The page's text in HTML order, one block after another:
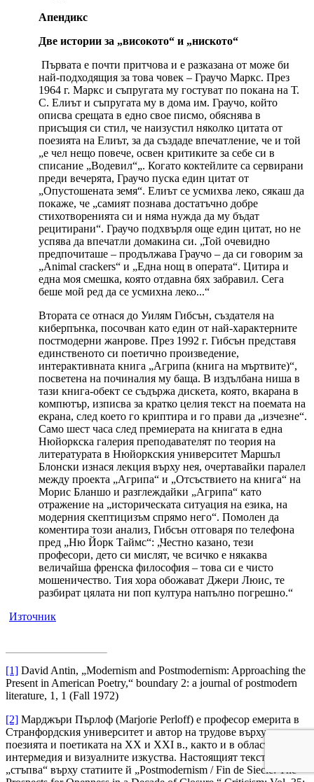
Апендикс
Две истории за „високото“ и „ниското“
Първата е почти притчова и е разказана от може би
най-подходящия за това човек – Граучо Маркс. През
1964 г. Маркс и съпругата му гостуват по покана на Т.
С. Елиът и съпругата му в дома им. Граучо, който
описва срещата в едно свое писмо, обяснява в
присъщия си стил, че наизустил няколко цитата от
поезията на Елиът, за да създаде впечатление, че и той
„е чел нещо повече, освен критиките за себе си в
списание „Водевил“„. Когато коктейлите са сервирани
преди вечерята, Граучо пуска един цитат от
„Опустошената земя“. Елиът се усмихва леко, сякаш да
покаже, че „самият познава достатъчно добре
стихотворенията си и няма нужда да му бъдат
рецитирани“. Граучо подхвърля още един цитат, но не
успява да впечатли домакина си. „Той очевидно
предпочиташе – продължава Граучо – да си говорим за
„Animal crackers“ и „Една нощ в операта“. Цитира и
една моя смешка, която отдавна бях забравил. Сега
беше мой ред да се усмихна леко...“
Втората се отнася до Уилям Гибсън, създателя на
киберпънка, посочван като един от най-характерните
постмодерни жанрове. През 1992 г. Гибсън представя
единственото си поетично произведение,
интерактивната книга „Агрипа (книга на мъртвите)“,
посветена на починалия му баща. В издълбана ниша в
тази книга-обект се съдържа дискета, която, вкарана в
компютър, изписва за кратко целия текст на поемата на
екрана, след което го криптира и го прави да „изчезне“.
Само шест часа след премиерата на книгата в една
Нюйоркска галерия преподавателят по теория на
литературата в Нюйоркския университет Маршъл
Блонски изнася лекция върху нея, очертавайки паралел
между проекта „Агрипа“ и „Отсъствието на книга“ на
Морис Бланшо и разглеждайки „Агрипа“ като
отражение на „историческата ситуация на езика, на
модерния скептицизъм спрямо него“. Помолен да
коментира този анализ, Гибсън отговаря по телефона
пред „Ню Йорк Таймс“: „Честно казано, тези
професори, дето си мислят, че всичко е някаква
величайша френска философия – това си е чисто
мошеничество. Тия хора обожават Джери Люис, те
разбират цялата ни поп култура напълно погрешно.“
Източник
[1] David Antin, „Modernism and Postmodernism: Approaching the
Present in American Poetry,“ boundary 2: a journal of postmodern
literature, 1, 1 (Fall 1972)
[2] Марджъри Пърлоф (Marjorie Perloff) е професор емерита в
Странфордския университет и автор на трудове върху
поезията и поетиката на ХХ и ХХІ в., както и в областта на
интермедия и визуалните изкуства. Настоящият текст
„стъпва“ върху статиите й „Postmodernism / Fin de Siecle: The